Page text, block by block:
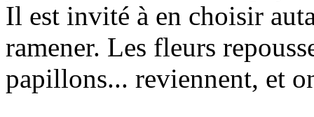
Il est invité à en choisir
ramener. Les fleurs
papillons... reviennent, et